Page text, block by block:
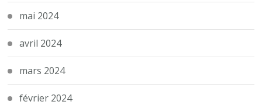
mai 2024
avril 2024
mars 2024
février 2024